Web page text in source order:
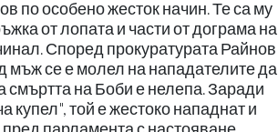
по особено жесток начин. Те са му
от лопата и части от дограма на
Според прокуратурата Райнов
мъж се е молел на нападателите да
смъртта на Боби е нелепа. Заради
купел", той е жестоко нападнат и